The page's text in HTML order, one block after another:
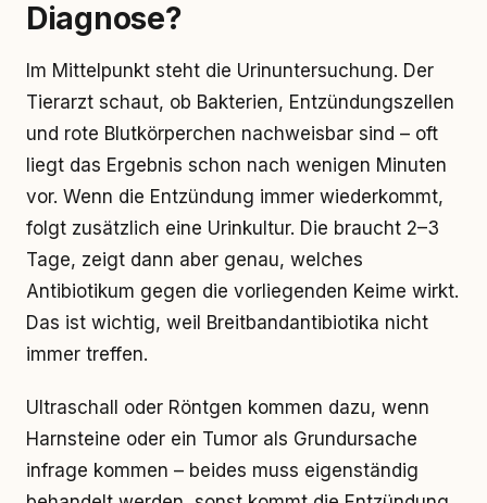
Diagnose?
Im Mittelpunkt steht die Urinuntersuchung. Der
Tierarzt schaut, ob Bakterien, Entzündungszellen
und rote Blutkörperchen nachweisbar sind – oft
liegt das Ergebnis schon nach wenigen Minuten
vor. Wenn die Entzündung immer wiederkommt,
folgt zusätzlich eine Urinkultur. Die braucht 2–3
Tage, zeigt dann aber genau, welches
Antibiotikum gegen die vorliegenden Keime wirkt.
Das ist wichtig, weil Breitbandantibiotika nicht
immer treffen.
Ultraschall oder Röntgen kommen dazu, wenn
Harnsteine oder ein Tumor als Grundursache
infrage kommen – beides muss eigenständig